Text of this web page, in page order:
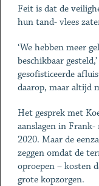
Feit is dat de
hun tand- vlees
‘We hebben meer
beschikbaar
gesofisticeerde
daarop, maar altijd
Het gesprek met
aanslagen in
2020. Maar de
zeggen omdat de
oproepen – kosten
grote kopzorgen.